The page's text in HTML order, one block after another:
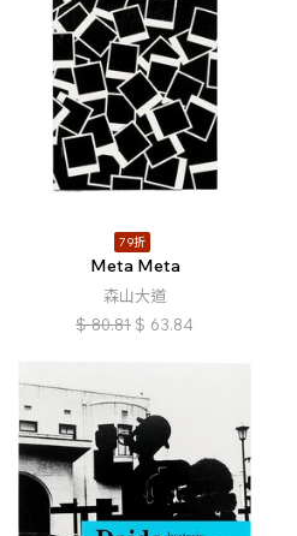
79折
Meta Meta
森山大道
$ 80.81 $ 63.84